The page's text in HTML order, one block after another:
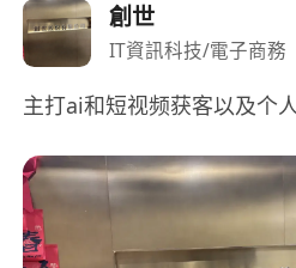
源
應徵方式
有意請私訊：【兼職銷售+
時長】
創世
IT資訊科技/電子商務
主打ai和短视频获客以及个